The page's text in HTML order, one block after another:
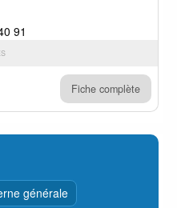
91
Fiche complète
générale